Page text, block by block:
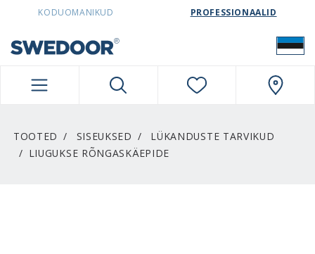
SWEDOORESTONIA NAVIGATION
KODUOMANIKUD PROFESSIONAALID
TOOTED SISEUKSED
LÜKANDUSTE TARVIKUD
LIUGUKSE RÕNGASKÄEPIDE